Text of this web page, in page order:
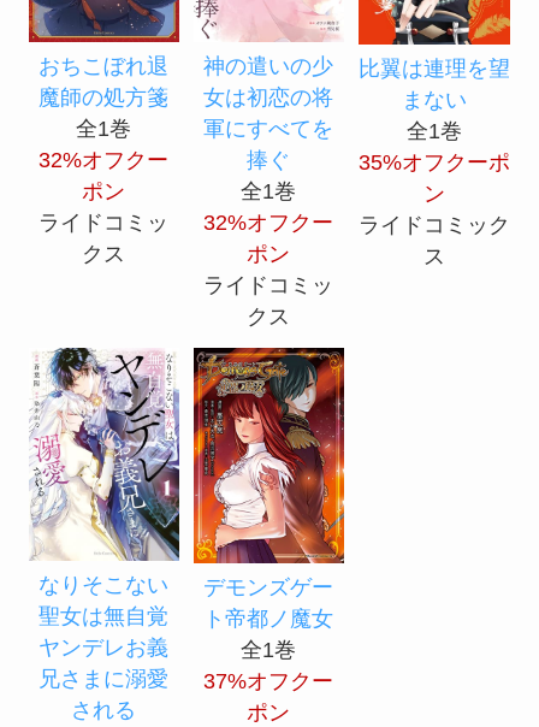
おちこぼれ退
魔師の処方箋
全1巻
32%オフクー
ポン
ライドコミッ
クス
神の遣いの少
女は初恋の将
軍にすべてを
捧ぐ
全1巻
32%オフクー
ポン
ライドコミッ
クス
比翼は連理を望
まない
全1巻
35%オフクーポ
ン
ライドコミック
ス
なりそこない
聖女は無自覚
ヤンデレお義
兄さまに溺愛
される
デモンズゲー
ト帝都ノ魔女
全1巻
37%オフクー
ポン